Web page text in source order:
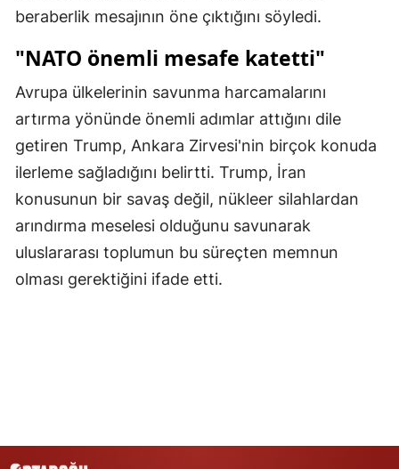
Tunceli
Şanlıurfa
Uşak
Van
Yozgat
Zonguldak
Aksaray
Bayburt
beraberlik mesajının öne çıktığını söyledi.
"NATO önemli mesafe katetti"
Avrupa ülkelerinin savunma harcamalarını
artırma yönünde önemli adımlar attığını dile
getiren Trump, Ankara Zirvesi'nin birçok konuda
ilerleme sağladığını belirtti. Trump, İran
konusunun bir savaş değil, nükleer silahlardan
arındırma meselesi olduğunu savunarak
uluslararası toplumun bu süreçten memnun
olması gerektiğini ifade etti.